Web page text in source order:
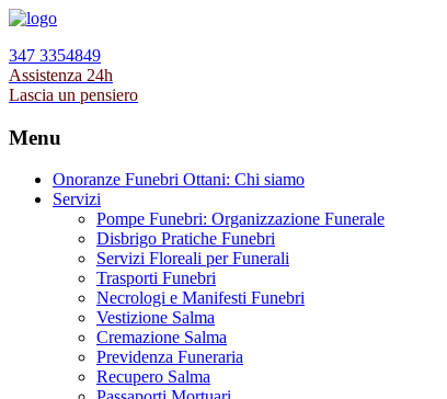
347 3354849
Assistenza 24h
Lascia un pensiero
Menu
Onoranze Funebri Ottani: Chi siamo
Servizi
Pompe Funebri: Organizzazione Funerale
Disbrigo Pratiche Funebri
Servizi Floreali per Funerali
Trasporti Funebri
Necrologi e Manifesti Funebri
Vestizione Salma
Cremazione Salma
Previdenza Funeraria
Recupero Salma